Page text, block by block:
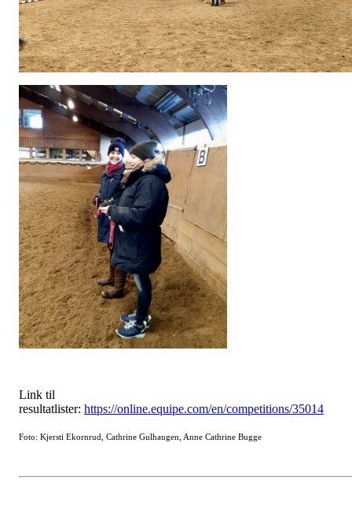
Link til
resultatlister: https://online.equipe.com/en/competitions/35014
Foto: Kjersti Ekornrud, Cathrine Gulhaugen, Anne Cathrine Bugge